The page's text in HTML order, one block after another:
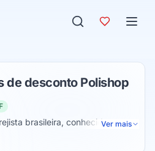
de desconto Polishop
brasileira, conhecida por
em todo o país. A marca
Ver mais
1 a 5 estrelas